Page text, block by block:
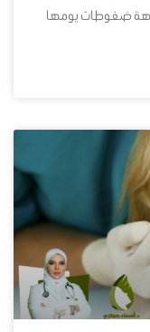
ضغوطات يومها